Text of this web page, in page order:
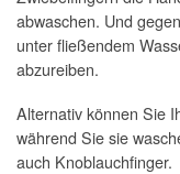
abwaschen. Und
unter fließendem
abzureiben.
Alternativ können Sie
während Sie sie
auch Knoblauchfinger.